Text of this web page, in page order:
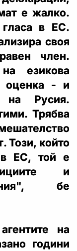
е жалко.
в ЕС.
своя
член.
езикова
оценка - и
Русия.
Трябва
Този, който
в ЕС, той е
и
бе
на
години